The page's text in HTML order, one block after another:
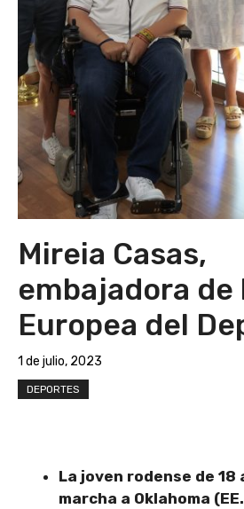
Mireia Casas,
embajadora de
Europea del
1 de julio, 2023
DEPORTES
La joven rodense de 18
marcha a Oklahoma